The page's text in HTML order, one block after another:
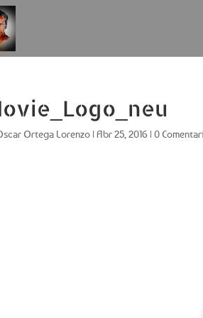
Ortega Lorenzo | Abr 25, 2016 | 0